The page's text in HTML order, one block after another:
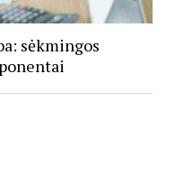
sėkmingos